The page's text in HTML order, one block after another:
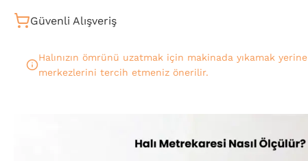
Güvenli Alışveriş
Halınızın ömrünü uzatmak için makinada yıkamak yerine
merkezlerini tercih etmeniz önerilir.